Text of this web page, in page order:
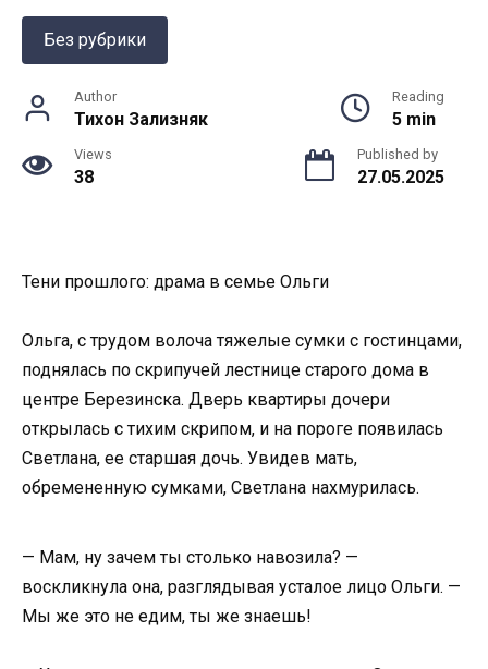
Без рубрики
Author
Тихон Зализняк
Reading
5 min
Views
38
Published by
27.05.2025
Тени прошлого: драма в семье Ольги
Ольга, с трудом волоча тяжелые сумки с гостинцами,
поднялась по скрипучей лестнице старого дома в
центре Березинска. Дверь квартиры дочери
открылась с тихим скрипом, и на пороге появилась
Светлана, ее старшая дочь. Увидев мать,
обремененную сумками, Светлана нахмурилась.
— Мам, ну зачем ты столько навозила? —
воскликнула она, разглядывая усталое лицо Ольги. —
Мы же это не едим, ты же знаешь!